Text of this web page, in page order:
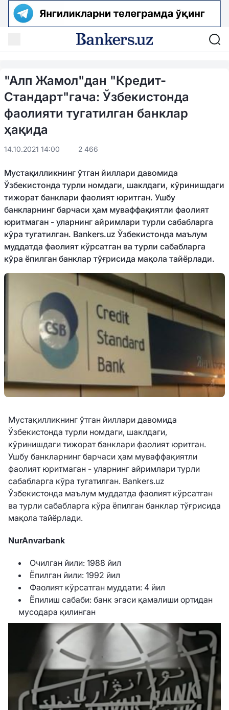
"Алп Жамол"дан "Кредит-
Стандарт"гача: Ўзбекистонда
фаолияти тугатилган банклар
ҳақида
14.10.2021 14:00 2 466
Мустақилликнинг ўтган йиллари давомида
Ўзбекистонда турли номдаги, шаклдаги, кўринишдаги
тижорат банклари фаолият юритган. Ушбу
банкларнинг барчаси ҳам муваффақиятли фаолият
юритмаган - уларнинг айримлари турли сабабларга
кўра тугатилган. Bankers.uz Ўзбекистонда маълум
муддатда фаолият кўрсатган ва турли сабабларга
кўра ёпилган банклар тўғрисида мақола тайёрлади.
Мустақилликнинг ўтган йиллари давомида
Ўзбекистонда турли номдаги, шаклдаги,
кўринишдаги тижорат банклари фаолият юритган.
Ушбу банкларнинг барчаси ҳам муваффақиятли
фаолият юритмаган - уларнинг айримлари турли
сабабларга кўра тугатилган. Bankers.uz
Ўзбекистонда маълум муддатда фаолият кўрсатган
ва турли сабабларга кўра ёпилган банклар тўғрисида
мақола тайёрлади.
NurAnvarbank
Очилган йили: 1988 йил
Ёпилган йили: 1992 йил
Фаолият кўрсатган муддати: 4 йил
Ёпилиш сабаби: банк эгаси қамалиши ортидан
мусодара қилинган